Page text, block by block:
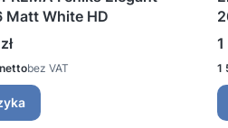
Matt White HD
bez VAT
1
1